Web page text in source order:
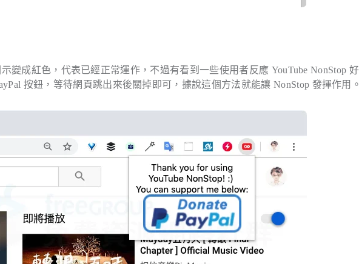
示變成紅色，代表已經正常運作，不過有看到一些使用者反應 YouTube NonStop
按鈕，等待網頁跳出來後關掉即可，據說這個方法就能讓 NonStop 發揮作用